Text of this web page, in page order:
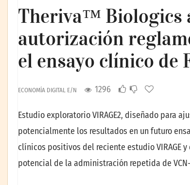
Theriva™ Biologics
autorización
el ensayo clínico de
ECONOMÍA DIGITAL E/N 1296
Estudio exploratorio VIRAGE2, diseñado para
potencialmente los resultados en un futuro
clínicos positivos del reciente estudio VIRAGE
potencial de la administración repetida de